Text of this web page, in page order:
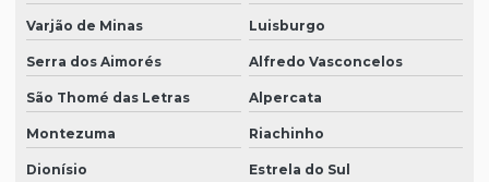
Varjão de Minas Luisburgo
Serra dos Aimorés Alfredo Vasconcelos
São Thomé das Letras Alpercata
Montezuma Riachinho
Dionísio Estrela do Sul